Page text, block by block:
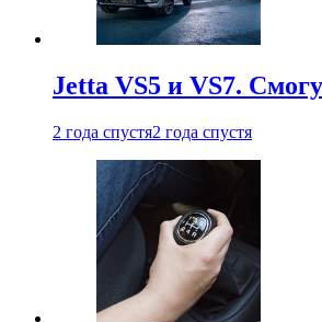
Jetta VS5 и VS7.
2 года спустя2 года спустя